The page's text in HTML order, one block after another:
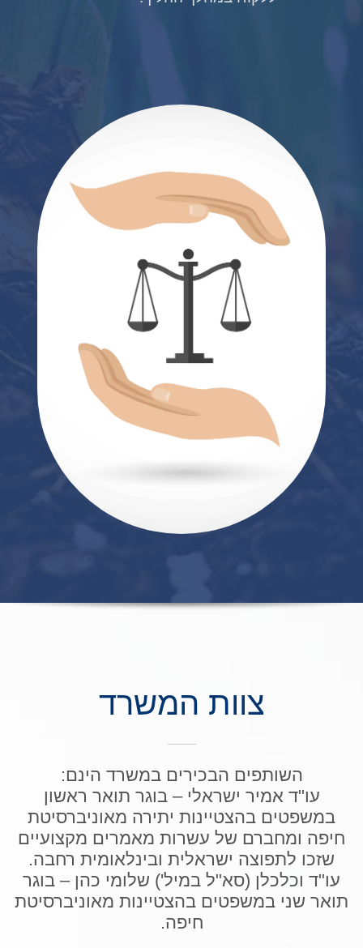
צוות המשרד
השותפים הבכירים במשרד הינם:
עו"ד אמיר ישראלי – בוגר תואר ראשון
במשפטים בהצטיינות יתירה מאוניברסיטת
חיפה ומחברם של עשרות מאמרים מקצועיים
שזכו לתפוצה ישראלית ובינלאומית רחבה.
עו"ד וכלכלן (סא"ל במיל') שלומי כהן – בוגר
תואר שני במשפטים בהצטיינות מאוניברסיטת
חיפה.